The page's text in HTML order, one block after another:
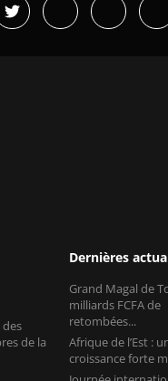
de la
Dernières
Grand Magal de
milliards FCFA de
retombées...
Afrique de l’Est :
croissance forte